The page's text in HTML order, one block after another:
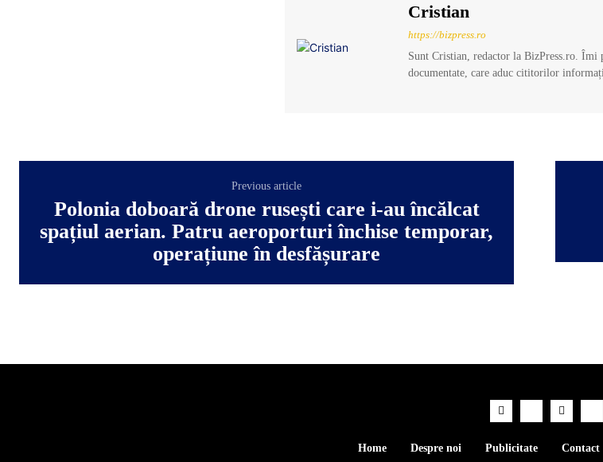
Cristian
https://bizpress.ro
Sunt Cristian, redactor la BizPress.ro. Îmi
documentate, care aduc cititorilor
Previous article
Polonia doboară drone rusești care i-au încălcat
spațiul aerian. Patru aeroporturi închise temporar,
operațiune în desfășurare
Home Despre noi Publicitate Contact